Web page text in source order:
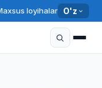
loyihalar O'z